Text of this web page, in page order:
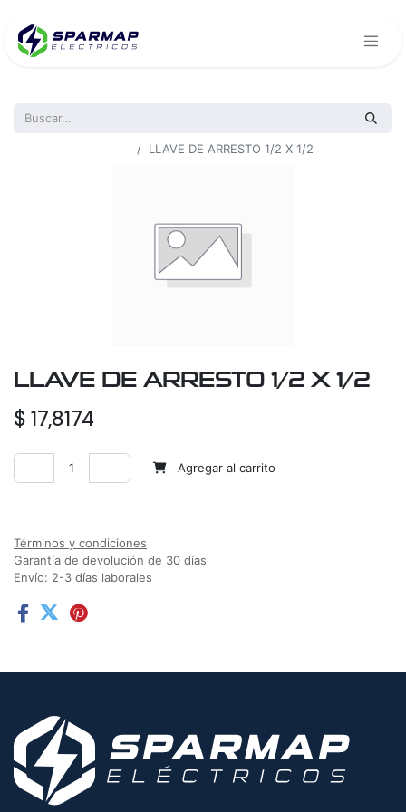
LLAVE DE ARRESTO 1/2 X 1/2
LLAVE DE ARRESTO 1/2 X 1/2
$ 17,8174
Agregar al carrito
Términos y condiciones
Garantía de devolución de 30 días
Envío: 2-3 días laborales